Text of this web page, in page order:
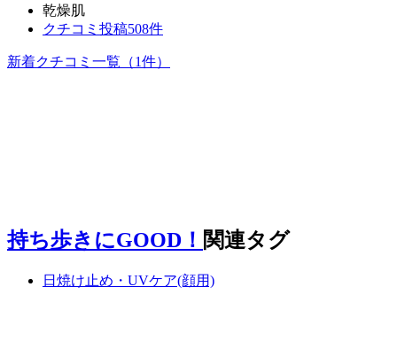
乾燥肌
クチコミ投稿508件
新着クチコミ一覧 （1件）
持ち歩きにGOOD！ 関連タグ
日焼け止め・UVケア(顔用)